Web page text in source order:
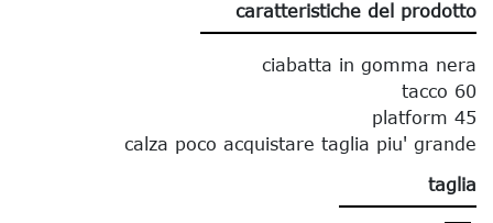
caratteristiche del prodotto
ciabatta in gomma nera
tacco 60
platform 45
calza poco acquistare taglia piu' grande
taglia